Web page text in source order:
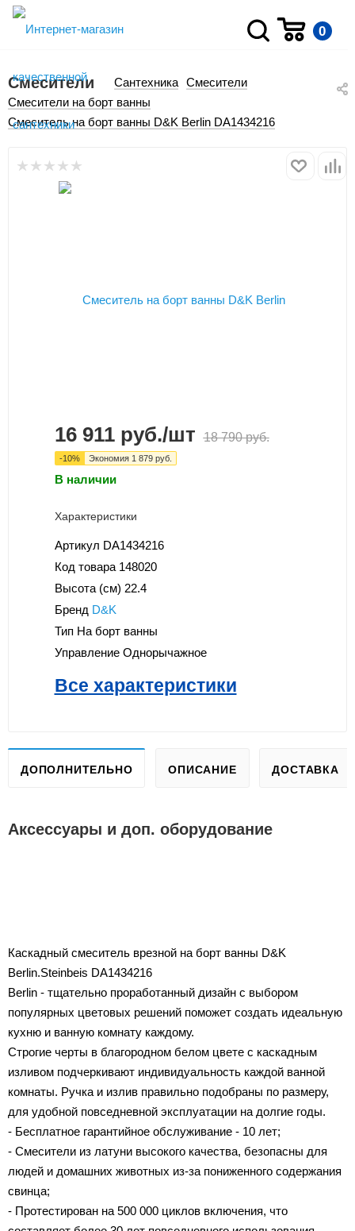
0
Смесители Сантехника Смесители
Смесители на борт ванны
Смеситель на борт ванны D&K Berlin DA1434216
16 911руб./шт 18 790руб.
-10% Экономия 1 879руб.
В наличии
Характеристики
Артикул DA1434216
Код товара 148020
Высота (см) 22.4
Бренд D&K
Тип На борт ванны
Управление Однорычажное
Все характеристики
ДОПОЛНИТЕЛЬНО ОПИСАНИЕ ДОСТАВКА
Аксессуары и доп. оборудование
Каскадный смеситель врезной на борт ванны D&K
Berlin.Steinbeis DA1434216
Berlin - тщательно проработанный дизайн с выбором
популярных цветовых решений поможет создать идеальную
кухню и ванную комнату каждому.
Строгие черты в благородном белом цвете с каскадным
изливом подчеркивают индивидуальность каждой ванной
комнаты. Ручка и излив правильно подобраны по размеру,
для удобной повседневной эксплуатации на долгие годы.
- Бесплатное гарантийное обслуживание - 10 лет;
- Смесители из латуни высокого качества, безопасны для
людей и домашних животных из-за пониженного содержания
свинца;
- Протестирован на 500 000 циклов включения, что